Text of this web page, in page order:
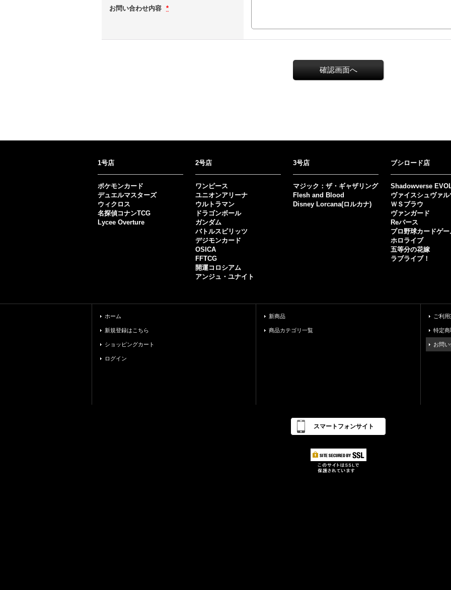
お問い合わせ内容 *
1号店
ポケモンカード
デュエルマスターズ
ウィクロス
名探偵コナンTCG
Lycee Overture
2号店
ワンピース
ユニオンアリーナ
ウルトラマン
ドラゴンボール
ガンダム
バトルスピリッツ
デジモンカード
OSICA
FFTCG
開運コロシアム
アンジュ・ユナイト
3号店
マジック：ザ・ギャザリング
Flesh and Blood
Disney Lorcana(ロルカナ)
ブシロード店
Shadowverse
ヴァイスシュヴァル
ＷＳブラウ
ヴァンガード
Reバース
プロ野球カードゲー
ホロライブ
五等分の花嫁
ラブライブ！
ホーム
新規登録はこちら
ショッピングカート
ログイン
新商品
商品カテゴリ一覧
ご利
特定
お問
スマートフォンサイト